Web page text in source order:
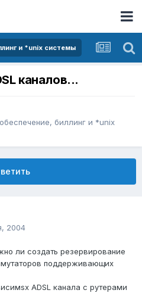
и *unix системы
каналов...
биллинг и *unix
2004
ли создать резервирование
поддерживающих
ADSL канала с рутерами